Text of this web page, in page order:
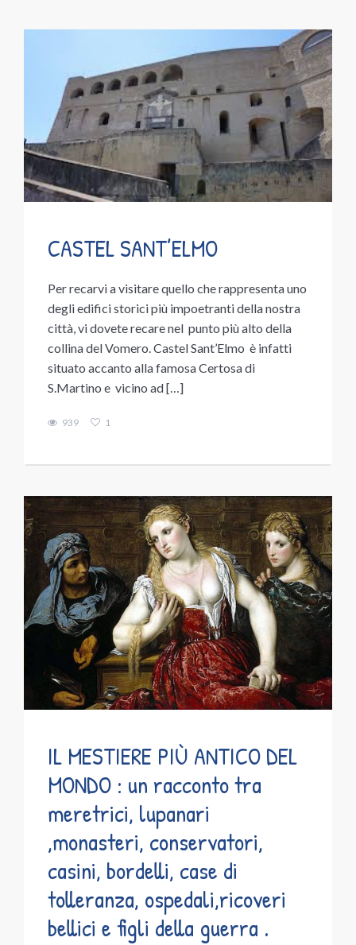
CASTEL SANT’ELMO
Per recarvi a visitare quello che rappresenta uno
degli edifici storici più impoetranti della nostra
città, vi dovete recare nel punto più alto della
collina del Vomero. Castel Sant’Elmo è infatti
situato accanto alla famosa Certosa di
S.Martino e vicino ad […]
939 1
IL MESTIERE PIÙ ANTICO DEL
MONDO : un racconto tra
meretrici, lupanari
,monasteri, conservatori,
casini, bordelli, case di
tolleranza, ospedali,ricoveri
bellici e figli della guerra .